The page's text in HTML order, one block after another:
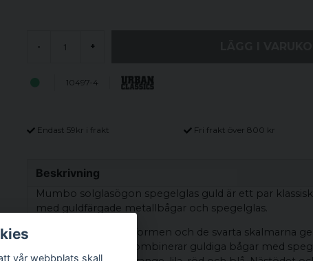
- +
10497-4
Endast 59kr i frakt Fri frakt över 800 kr
Beskrivning
Mumbo solglasögon spegelglas guld är ett par
med guldfärgade metallbågar och spegelglas.
Den karakteristiska formen och de svarta skalmarna
uttryck. Designen kombinerar guldiga bågar med
vår webbplats skall